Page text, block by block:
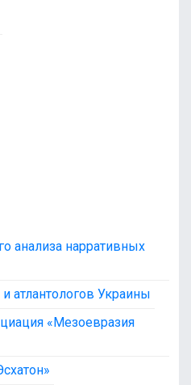
анализа нарративных
атлантологов Украины
«Мезоевразия